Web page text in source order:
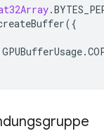
.
({
GPUBufferUsage.